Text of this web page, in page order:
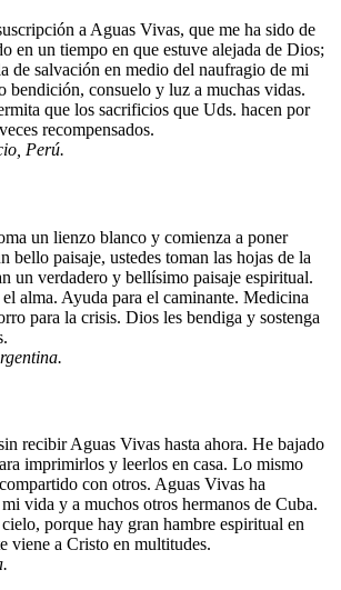
a Aguas Vivas, que me ha sido de
en un tiempo en que estuve alejada de Dios;
de salvación en medio del naufragio de mi
bendición, consuelo y luz a muchas vidas.
que los sacrificios que Uds. hacen por
recompensados.
Perú.
un lienzo blanco y comienza a poner
bello paisaje, ustedes toman las hojas de la
un verdadero y bellísimo paisaje espiritual.
alma. Ayuda para el caminante. Medicina
para la crisis. Dios les bendiga y sostenga
recibir Aguas Vivas hasta ahora. He bajado
imprimirlos y leerlos en casa. Lo mismo
con otros. Aguas Vivas ha
vida y a muchos otros hermanos de Cuba.
porque hay gran hambre espiritual en
viene a Cristo en multitudes.